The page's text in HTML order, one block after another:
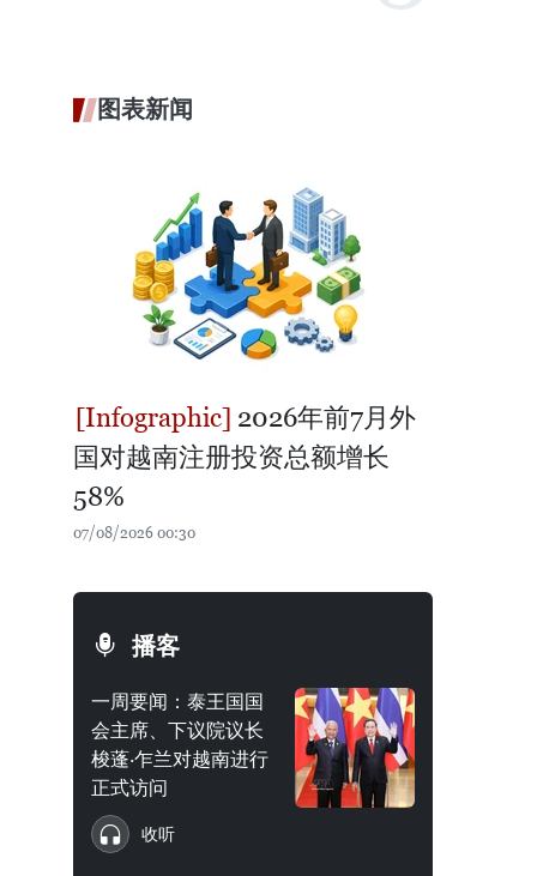
图表新闻
2026年前7月外
国对越南注册投资总额增长
58%
07/08/2026 00:30
播客
一周要闻：泰王国国
会主席、下议院议长
梭蓬·乍兰对越南进行
正式访问
收听